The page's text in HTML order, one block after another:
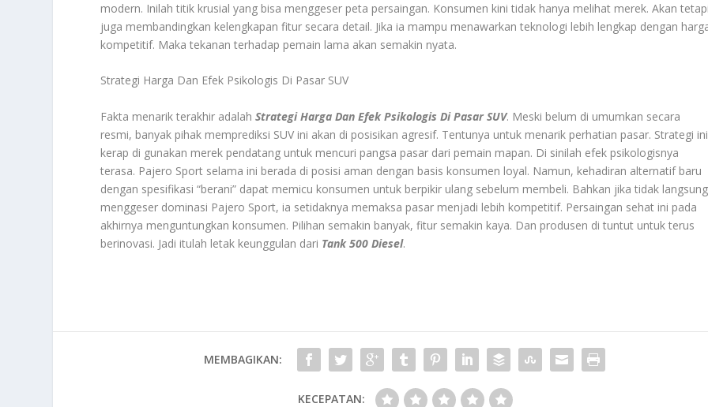
modern. Inilah titik krusial yang bisa menggeser peta persaingan. Konsumen kini tidak hanya melihat merek. Akan tetapi
juga membandingkan kelengkapan fitur secara detail. Jika ia mampu menawarkan teknologi lebih lengkap dengan
kompetitif. Maka tekanan terhadap pemain lama akan semakin nyata.
Strategi Harga Dan Efek Psikologis Di Pasar SUV
Fakta menarik terakhir adalahStrategi Harga Dan Efek Psikologis Di Pasar SUV. Meski belum di umumkan secara
resmi, banyak pihak memprediksi SUV ini akan di posisikan agresif. Tentunya untuk menarik perhatian pasar. Strategi ini
kerap di gunakan merek pendatang untuk mencuri pangsa pasar dari pemain mapan. Di sinilah efek psikologisnya
terasa. Pajero Sport selama ini berada di posisi aman dengan basis konsumen loyal. Namun, kehadiran alternatif baru
dengan spesifikasi “berani” dapat memicu konsumen untuk berpikir ulang sebelum membeli. Bahkan jika tidak langsung
menggeser dominasi Pajero Sport, ia setidaknya memaksa pasar menjadi lebih kompetitif. Persaingan sehat ini pada
akhirnya menguntungkan konsumen. Pilihan semakin banyak, fitur semakin kaya. Dan produsen di tuntut untuk terus
berinovasi. Jadi itulah letak keunggulan dari Tank 500 Diesel.
MEMBAGIKAN:
KECEPATAN: